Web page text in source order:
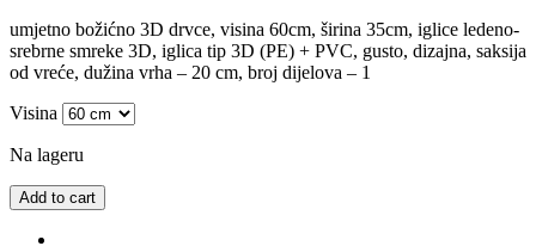
umjetno božićno 3D drvce, visina 60cm, širina 35cm, iglice ledeno-
srebrne smreke 3D, iglica tip 3D (PE) + PVC, gusto, dizajna, saksija
od vreće, dužina vrha – 20 cm, broj dijelova – 1
Visina
Na lageru
Add to cart